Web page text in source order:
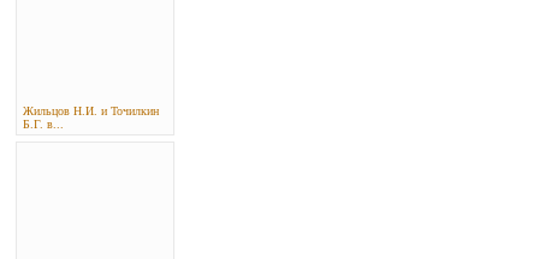
Жильцов Н.И. и Точилкин
Б.Г. в...